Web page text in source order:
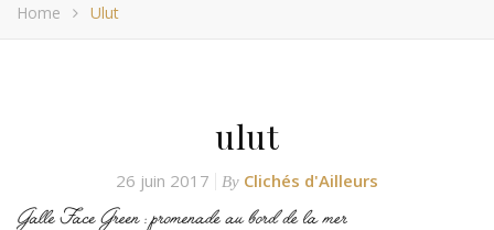
Home Ulut
ulut
26 juin 2017 By Clichés d'Ailleurs